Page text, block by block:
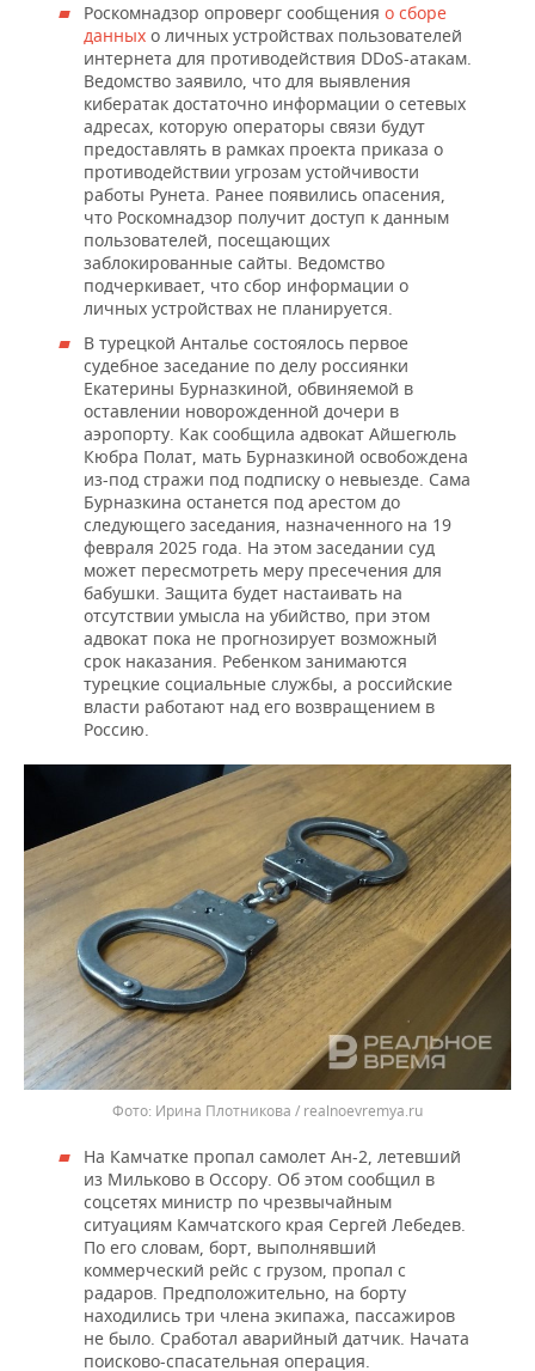
Роскомнадзор опроверг сообщения о сборе
данных о личных устройствах пользователей
интернета для противодействия DDoS-атакам.
Ведомство заявило, что для выявления
кибератак достаточно информации о сетевых
адресах, которую операторы связи будут
предоставлять в рамках проекта приказа о
противодействии угрозам устойчивости
работы Рунета. Ранее появились опасения,
что Роскомнадзор получит доступ к данным
пользователей, посещающих
заблокированные сайты. Ведомство
подчеркивает, что сбор информации о
личных устройствах не планируется.
В турецкой Анталье состоялось первое
судебное заседание по делу россиянки
Екатерины Бурназкиной, обвиняемой в
оставлении новорожденной дочери в
аэропорту. Как сообщила адвокат Айшегюль
Кюбра Полат, мать Бурназкиной освобождена
из-под стражи под подписку о невыезде. Сама
Бурназкина останется под арестом до
следующего заседания, назначенного на 19
февраля 2025 года. На этом заседании суд
может пересмотреть меру пресечения для
бабушки. Защита будет настаивать на
отсутствии умысла на убийство, при этом
адвокат пока не прогнозирует возможный
срок наказания. Ребенком занимаются
турецкие социальные службы, а российские
власти работают над его возвращением в
Россию.
Ирина Плотникова / realnoevremya.ru
На Камчатке пропал самолет Ан-2, летевший
из Мильково в Оссору. Об этом сообщил в
соцсетях министр по чрезвычайным
ситуациям Камчатского края Сергей Лебедев.
По его словам, борт, выполнявший
коммерческий рейс с грузом, пропал с
радаров. Предположительно, на борту
находились три члена экипажа, пассажиров
не было. Сработал аварийный датчик. Начата
поисково-спасательная операция.